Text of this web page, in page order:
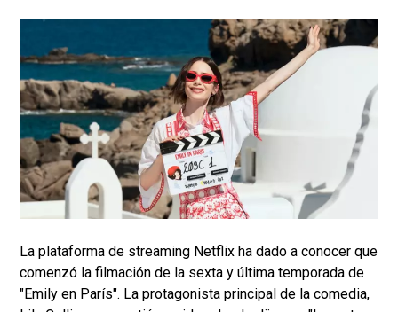
La plataforma de streaming Netflix ha dado a conocer que
comenzó la filmación de la sexta y última temporada de
"Emily en París". La protagonista principal de la comedia,